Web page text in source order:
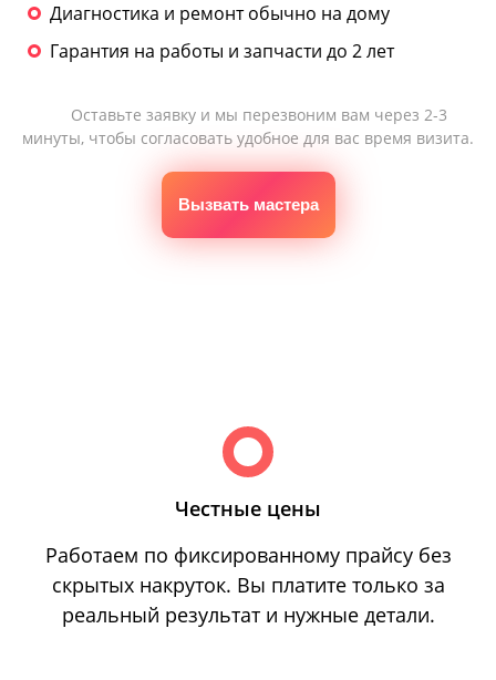
Диагностика и ремонт обычно на дому
Гарантия на работы и запчасти до 2 лет
Оставьте заявку и мы перезвоним вам через 2-3
минуты, чтобы согласовать удобное для вас время визита.
Вызвать мастера
Честные цены
Работаем по фиксированному прайсу без
скрытых накруток. Вы платите только за
реальный результат и нужные детали.